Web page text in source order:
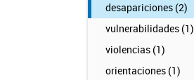
desapariciones (2)
vulnerabilidades (1)
violencias (1)
orientaciones (1)